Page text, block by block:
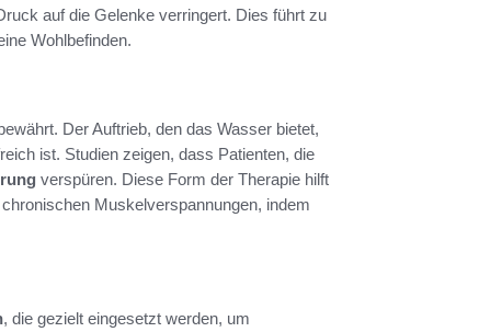
auf die Gelenke verringert. Dies führt zu
Wohlbefinden.
Der Auftrieb, den das Wasser bietet,
ist. Studien zeigen, dass Patienten, die
verspüren. Diese Form der Therapie hilft
Muskelverspannungen, indem
, die gezielt eingesetzt werden, um